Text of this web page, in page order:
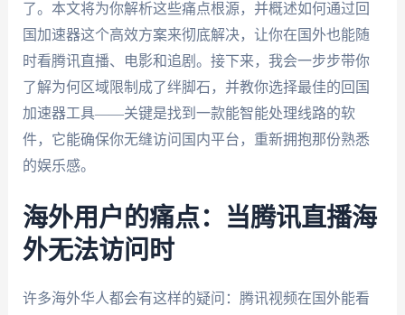
了。本文将为你解析这些痛点根源，并概述如何通过回
国加速器这个高效方案来彻底解决，让你在国外也能随
时看腾讯直播、电影和追剧。接下来，我会一步步带你
了解为何区域限制成了绊脚石，并教你选择最佳的回国
加速器工具——关键是找到一款能智能处理线路的软
件，它能确保你无缝访问国内平台，重新拥抱那份熟悉
的娱乐感。
海外用户的痛点：当腾讯直播海
外无法访问时
许多海外华人都会有这样的疑问：腾讯视频在国外能看